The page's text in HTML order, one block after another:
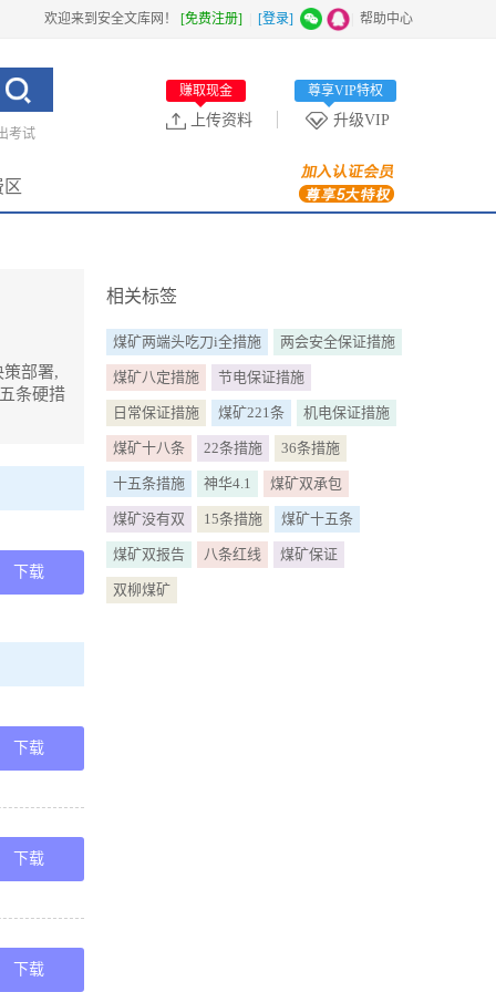
欢迎来到安全文库网！ [免费注册] [登录] 帮助中心
考试
升级VIP
尊享VIP特权
上传资料
赚取现金
区
部署,
条硬措
总书记
和李克
煤矿,国务
下载
下载
下载
下载
相关标签
煤矿两端头吃刀i全措施 两会安全保证措施
煤矿八定措施 节电保证措施
日常保证措施 煤矿221条 机电保证措施
煤矿十八条 22条措施 36条措施
十五条措施 神华4.1 煤矿双承包
煤矿没有双 15条措施 煤矿十五条
煤矿双报告 八条红线 煤矿保证
双柳煤矿